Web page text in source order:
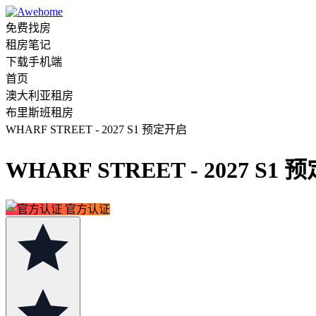
免费找房
租房笔记
下载手机端
首页
澳大利亚租房
布里斯班租房
WHARF STREET - 2027 S1 预定开启
WHARF STREET - 2027 S1 预
官方认证